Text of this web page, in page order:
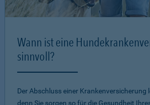
Wann ist eine
sinnvoll?
Der Abschluss einer Krankenversicherung
denn Sie sorgen so für die Gesundheit